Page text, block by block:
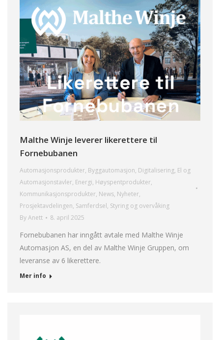
Malthe Winje leverer likerettere til
Fornebubanen
Automasjonsprodukter, Byggautomasjon, Digitalisering, El og
Automasjonstavler, Energi, Høyspentprodukter,
Kommunikasjonsprodukter, News, Nyheter,
Prosjektavdelingen, Samferdsel, Styring og overvåking
ByAnett 8. april 2025
Fornebubanen har inngått avtale med Malthe Winje
Automasjon AS, en del av Malthe Winje Gruppen, om
leveranse av 6 likerettere.
Mer info